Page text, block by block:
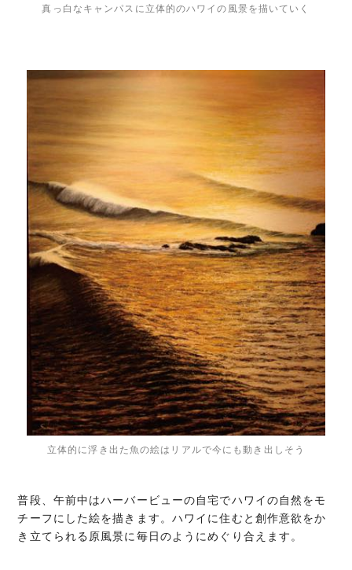
真っ白なキャンパスに立体的のハワイの風景を描いていく
立体的に浮き出た魚の絵はリアルで今にも動き出しそう
普段、午前中はハーバービューの自宅でハワイの自然をモ
チーフにした絵を描きます。ハワイに住むと創作意欲をか
き立てられる原風景に毎日のようにめぐり合えます。